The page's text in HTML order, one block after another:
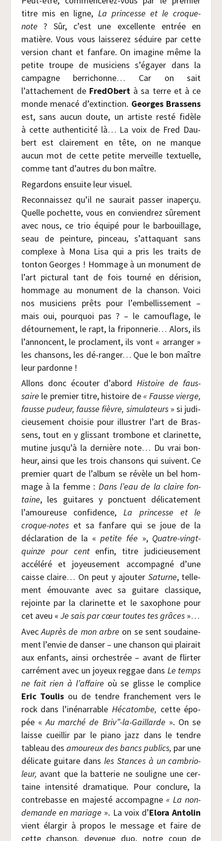
titre mis en ligne, La prin­cesse et le croque-
note ? Sûr, c’est une excel­lente entrée en
matière. Vous vous lais­se­rez séduire par cette
ver­sion chant et fan­fare. On ima­gine même la
petite troupe de musi­ciens s’égayer dans la
cam­pagne ber­ri­chonne… Car on sait
l’attachement de Fre­dO­bert à sa terre et à ce
monde mena­cé d’extinction. Georges Bras­sens
est, sans aucun doute, un artiste res­té fidèle
à cette authen­ti­ci­té là… La voix de Fred Dau­
bert est clai­re­ment en tête, on ne manque
aucun mot de cette petite mer­veille tex­tuelle,
comme tant d’autres du bon maître.
Regar­dons ensuite leur visuel.
Recon­nais­sez qu’il ne sau­rait pas­ser inaper­çu.
Quelle pochette, vous en convien­drez sûre­ment
avec nous, ce trio équi­pé pour le bar­bouillage,
seau de pein­ture, pin­ceau, s’attaquant sans
com­plexe à Mona Lisa qui a pris les traits de
ton­ton Georges ! Hom­mage à un monu­ment de
l’art pic­tu­ral tant de fois tour­né en déri­sion,
hom­mage au monu­ment de la chan­son. Voi­ci
nos musi­ciens prêts pour l’embellissement –
mais oui, pour­quoi pas ? – le camou­flage, le
détour­ne­ment, le rapt, la fri­pon­ne­rie… Alors, ils
l’annoncent, le pro­clament, ils vont « arran­ger »
les chan­sons, les dé-ran­ger… Que le bon maître
leur pardonne !
Allons donc écou­ter d’abordHis­toire de faus­
saire le pre­mier titre, his­toire de« Fausse vierge,
fausse pudeur, fausse fièvre, simu­la­teurs» si judi­
cieu­se­ment choi­sie pour illus­trer l’art de Bras­
sens, tout en y glis­sant trom­bone et cla­ri­nette,
mutine jusqu’à la der­nière note… Du vrai bon­
heur, ain­si que les trois chan­sons qui suivent. Ce
pre­mier quart de l’album se révèle un bel hom­
mage à la femme : Dans l’eau de la claire fon­
taine, les gui­tares y ponc­tuent déli­ca­te­ment
l’amoureuse confi­dence,La prin­cesse et le
croque-noteset sa fan­fare qui se joue de la
décla­ra­tion de la «petite fée », Quatre-vingt-
quinze pour centenfin, titre judi­cieu­se­ment
accé­lé­ré et joyeu­se­ment accom­pa­gné d’une
caisse claire… On peut y ajou­ter Saturne, tel­le­
ment émou­vante avec sa gui­tare clas­sique,
rejointe par la cla­ri­nette et le saxo­phone pour
cet aveu « Je sais par cœur toutes tes grâces»…
AvecAuprès de mon arbre on se sent sou­dai­ne­
ment l’envie de dan­ser – une chan­son qui plai­rait
aux enfants, ain­si orches­trée – avant de flir­ter
car­ré­ment avec un joyeux reg­gae dans Le temps
ne fait rien à l’affaire où se glisse le com­plice
Eric Tou­lis ou de tendre fran­che­ment vers le
rock dans l’inénarrable Héca­tombe, cette épo­
pée «Au mar­ché de Briv”-la-Gaillarde ». On se
laisse cueillir par le pia­no jazz dans le tendre
tableau des amou­reux des bancs publics, par une
déli­cate gui­tare dansles Stances à un cam­brio­
leur, avant que la bat­te­rie ne sou­ligne une cer­
taine inten­si­té dra­ma­tique. Pour conclure, la
contre­basse en majes­té accom­pagne« La non-
demande en mariage ». La voix d’Elo­ra Anto­lin
vient élar­gir à pro­pos le mes­sage et faire de
cette chan­son, deve­nue duo, notre coup de